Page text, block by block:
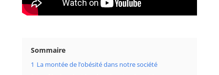
Sommaire
1 La montée de l’obésité dans notre société